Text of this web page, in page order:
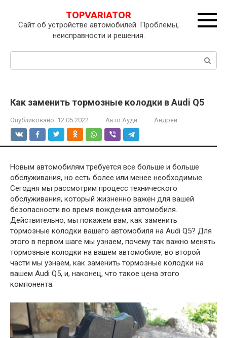
контенту
TOPVARIATOR
Сайт об устройстве автомобилей. Проблемы,
неисправности и решения.
Поиск:
Как заменить тормозные колодки в Audi Q5
Опубликовано: 12.05.2022 Авто Ауди Андрей
Новым автомобилям требуется все больше и больше
обслуживания, но есть более или менее необходимые.
Сегодня мы рассмотрим процесс технического
обслуживания, который жизненно важен для вашей
безопасности во время вождения автомобиля.
Действительно, мы покажем вам, как заменить
тормозные колодки вашего автомобиля на Audi Q5? Для
этого в первом шаге мы узнаем, почему так важно менять
тормозные колодки на вашем автомобиле, во второй
части мы узнаем, как заменить тормозные колодки на
вашем Audi Q5, и, наконец, что такое цена этого
компонента.